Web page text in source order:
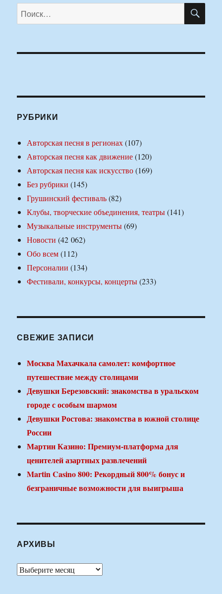
Искать:
РУБРИКИ
Авторская песня в регионах(107)
Авторская песня как движение(120)
Авторская песня как искусство(169)
Без рубрики (145)
Грушинский фестиваль(82)
Клубы, творческие объединения, театры(141)
Музыкальные инструменты(69)
Новости (42 062)
Обо всем(112)
Персоналии (134)
Фестивали, конкурсы, концерты(233)
СВЕЖИЕ ЗАПИСИ
Москва Махачкала самолет: комфортное
путешествие между столицами
Девушки Березовский: знакомства в уральском
городе с особым шармом
Девушки Ростова: знакомства в южной столице
России
Мартин Казино: Премиум-платформа для
ценителей азартных развлечений
Martin Casino 800: Рекордный 800% бонус и
безграничные возможности для выигрыша
АРХИВЫ
Архивы